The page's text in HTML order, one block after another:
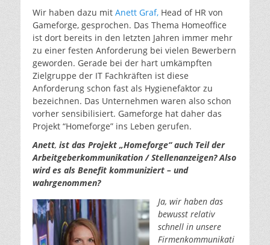
Wir haben dazu mit Anett Graf, Head of HR von
Gameforge, gesprochen. Das Thema Homeoffice
ist dort bereits in den letzten Jahren immer mehr
zu einer festen Anforderung bei vielen Bewerbern
geworden. Gerade bei der hart umkämpften
Zielgruppe der IT Fachkräften ist diese
Anforderung schon fast als Hygienefaktor zu
bezeichnen. Das Unternehmen waren also schon
vorher sensibilisiert. Gameforge hat daher das
Projekt “Homeforge” ins Leben gerufen.
Anett, ist das Projekt „Homeforge“ auch Teil der
Arbeitgeberkommunikation / Stellenanzeigen? Also
wird es als Benefit kommuniziert – und
wahrgenommen?
Ja, wir haben das
bewusst relativ
schnell in unsere
Firmenkommunikati